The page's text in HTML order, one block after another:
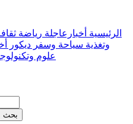
الرئيسية أخبارعاجلة رياضة
وتغذية سياحة وسفر ديكور
علوم